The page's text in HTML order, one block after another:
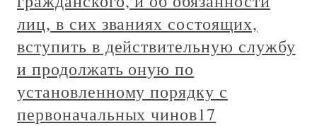
лиц, в сих званиях состоящих,
вступить в действительную службу
и продолжать оную по
установленному порядку с
первоначальных чинов17